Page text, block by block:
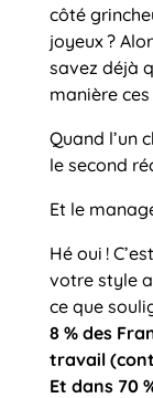
côté
joyeux ?
savez déjà
manière
Quand l’un
le second
Et le
Hé oui !
votre style
ce que
8 % des
travail
Et dans 70